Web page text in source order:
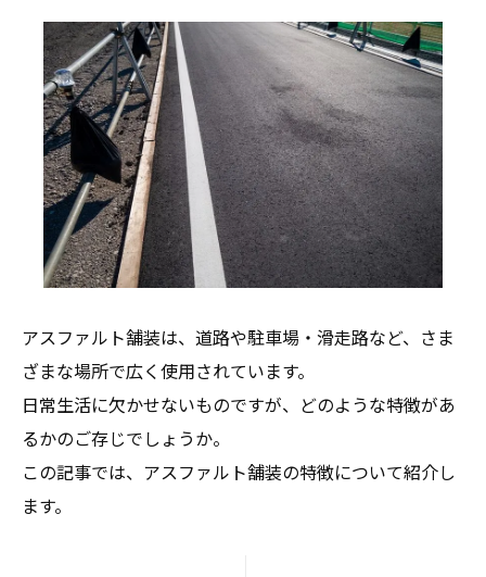
アスファルト舗装は、道路や駐車場・滑走路など、さま
ざまな場所で広く使用されています。
日常生活に欠かせないものですが、どのような特徴があ
るかのご存じでしょうか。
この記事では、アスファルト舗装の特徴について紹介し
ます。